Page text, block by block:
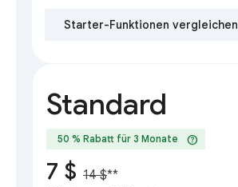
Starter-Funktionen vergleichen
Standard
50 % Rabatt für 3 Monate help
7 $ 14 $**